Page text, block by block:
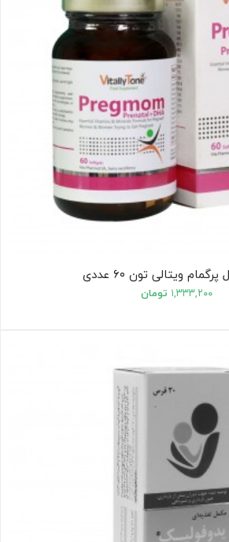
ویتالی تون ۶۰ عددی
۱,۳۳۳,۲۰۰ تومان